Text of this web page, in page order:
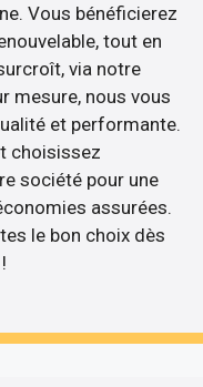
Vous bénéficierez
tout en
via notre
mesure, nous vous
et performante.
choisissez
société pour une
assurées.
le bon choix dès